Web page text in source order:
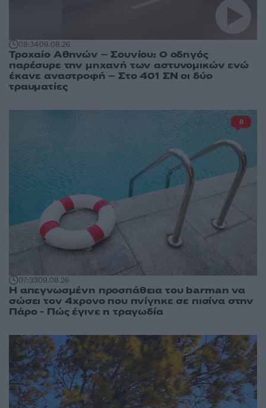
08:3409.08.26
Τροχαίο Αθηνών – Σουνίου: Ο οδηγός
παρέσυρε την μηχανή των αστυνομικών ενώ
έκανε αναστροφή – Στο 401 ΣΝ οι δύο
τραυματίες
07:3309.08.26
Η απεγνωσμένη προσπάθεια του barman να
σώσει τον 4χρονο που πνίγηκε σε πισίνα στην
Πάρο - Πώς έγινε η τραγωδία
8